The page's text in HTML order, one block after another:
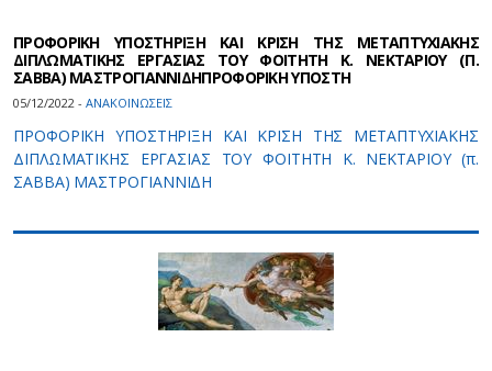
ΠΡΟΦΟΡΙΚΗ ΥΠΟΣΤΗΡΙΞΗ ΚΑΙ ΚΡΙΣΗ ΤΗΣ ΜΕΤΑΠΤΥΧΙΑΚΗΣ
ΔΙΠΛΩΜΑΤΙΚΗΣ ΕΡΓΑΣΙΑΣ ΤΟΥ ΦΟΙΤΗΤΗ Κ. ΝΕΚΤΑΡΙΟΥ (Π.
ΣΑΒΒΑ) ΜΑΣΤΡΟΓΙΑΝΝΙΔΗΠΡΟΦΟΡΙΚΗ ΥΠΟΣΤΗ
05/12/2022 - ΑΝΑΚΟΙΝΩΣΕΙΣ
ΠΡΟΦΟΡΙΚΗ ΥΠΟΣΤΗΡΙΞΗ ΚΑΙ ΚΡΙΣΗ ΤΗΣ ΜΕΤΑΠΤΥΧΙΑΚΗΣ
ΔΙΠΛΩΜΑΤΙΚΗΣ ΕΡΓΑΣΙΑΣ ΤΟΥ ΦΟΙΤΗΤΗ Κ. ΝΕΚΤΑΡΙΟΥ (π.
ΣΑΒΒΑ) ΜΑΣΤΡΟΓΙΑΝΝΙΔΗ